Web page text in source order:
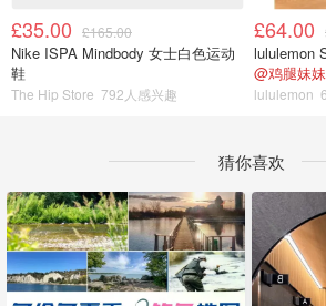
£35.00 £165.00
Nike ISPA Mindbody 女士白色运动
鞋
The Hip Store 792人感兴趣
£64.00
lululemon
@鸡腿妹妹
lululemon
猜你喜欢